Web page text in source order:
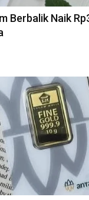
Berbalik Naik